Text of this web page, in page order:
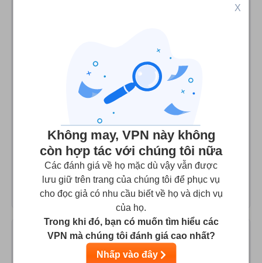
service on you (which is well within their rights) but not
bother to inform you once you're a paying member and
locked in. Charged my account for another year's
subscription without notifying me or my consent. When I
reached out to customer service I got some generic
responses and then they stopped responding. Also has
never worked with Netflix on any of their 'dedicated
Netflix' servers so it's not even useful. Basically don't trust
this company with your internet privacy, let alone your
payment details because they are dodgy.
VPNareaisTheBest
X
Không may, VPN này không
còn hợp tác với chúng tôi nữa
Các đánh giá về họ mặc dù vậy vẫn được
lưu giữ trên trang của chúng tôi để phục vụ
cho đọc giả có nhu cầu biết về họ và dịch vụ
của họ.
Trong khi đó, bạn có muốn tìm hiểu các
VPN mà chúng tôi đánh giá cao nhất?
Nhấp vào đây